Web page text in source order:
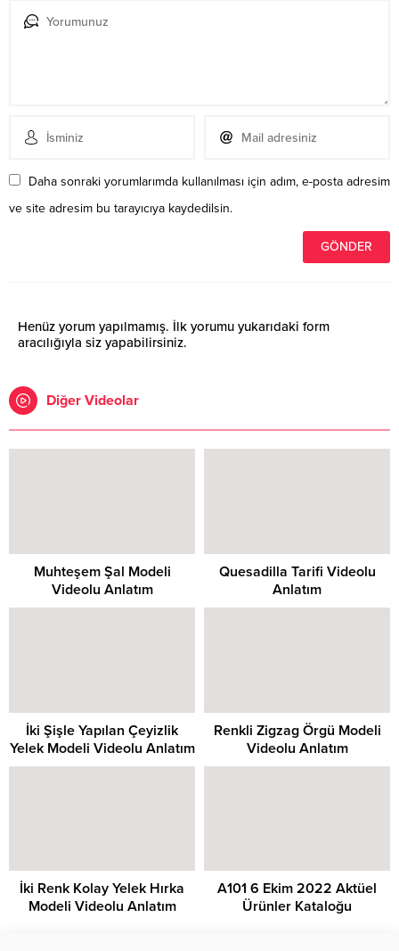
Daha sonraki yorumlarımda kullanılması için adım, e-posta adresim
ve site adresim bu tarayıcıya kaydedilsin.
Henüz yorum yapılmamış. İlk yorumu yukarıdaki form
aracılığıyla siz yapabilirsiniz.
Diğer Videolar
Muhteşem Şal Modeli
Videolu Anlatım
Quesadilla Tarifi Videolu
Anlatım
İki Şişle Yapılan Çeyizlik
Yelek Modeli Videolu Anlatım
Renkli Zigzag Örgü Modeli
Videolu Anlatım
İki Renk Kolay Yelek Hırka
Modeli Videolu Anlatım
A101 6 Ekim 2022 Aktüel
Ürünler Kataloğu